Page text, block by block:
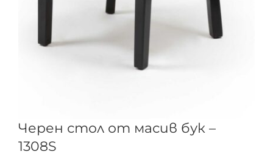
Черен стол от масив бук –
1308S